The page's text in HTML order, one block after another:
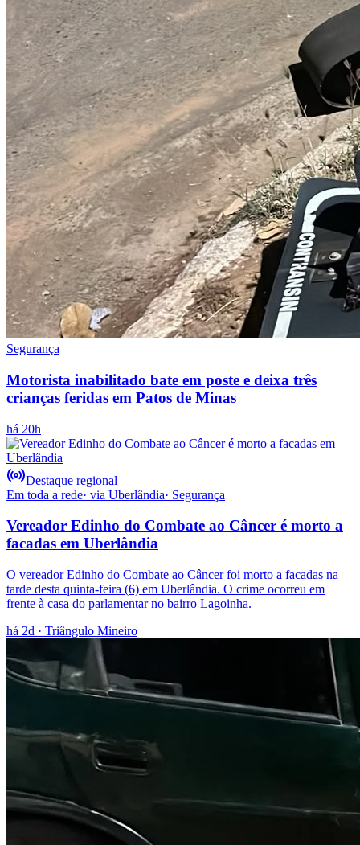
Segurança
Motorista inabilitado bate em poste e deixa três
crianças feridas em Patos de Minas
há 20h
Destaque regional
Em toda a rede· via Uberlândia· Segurança
Vereador Edinho do Combate ao Câncer é morto a
facadas em Uberlândia
O vereador Edinho do Combate ao Câncer foi morto a facadas na
tarde desta quinta-feira (6) em Uberlândia. O crime ocorreu em
frente à casa do parlamentar no bairro Lagoinha.
há 2d · Triângulo Mineiro